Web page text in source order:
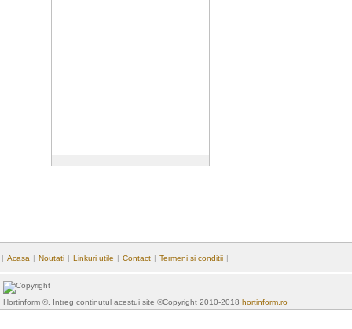
| Acasa | Noutati | Linkuri utile | Contact | Termeni si conditii |
Hortinform ®. Intreg continutul acestui site ©Copyright 2010-2018 hortinform.ro